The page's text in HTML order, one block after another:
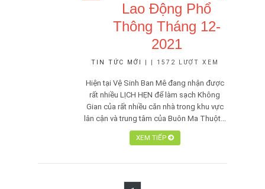
Lao Động Phổ
Thông Tháng 12-
2021
TIN TỨC MỚI | | 1572 LƯỢT XEM
Hiện tại Vệ Sinh Ban Mê đang nhận được
rất nhiều LỊCH HẸN để làm sạch Không
Gian của rất nhiều căn nhà trong khu vực
lân cận và trung tâm của Buôn Ma Thuột...
XEM TIẾP